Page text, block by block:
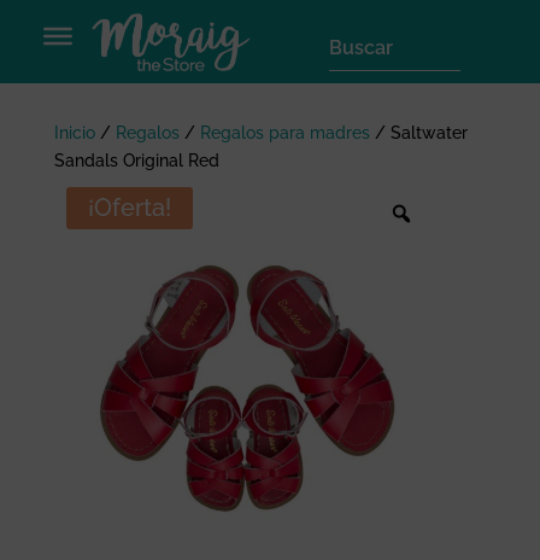
Inicio/ Regalos / Regalos para madres / Saltwater
Sandals Original Red
¡Oferta!